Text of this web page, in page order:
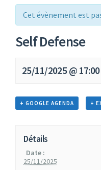
Cet évènement est
Self Defense
25/11/2025 @ 17:00
+ GOOGLE AGENDA +
Détails
Date :
25/11/2025